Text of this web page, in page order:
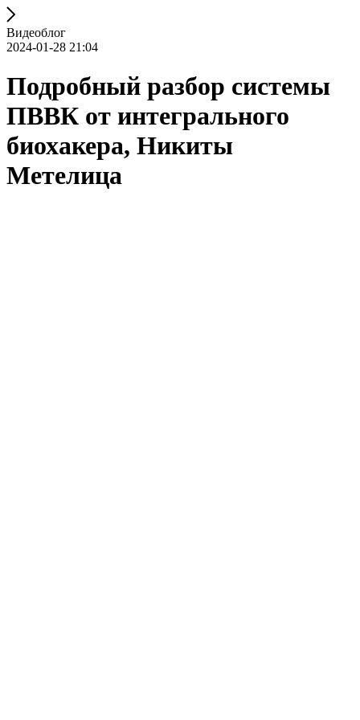
Видеоблог
2024-01-28 21:04
Подробный разбор системы
ПВВК от интегрального
биохакера, Никиты
Метелица